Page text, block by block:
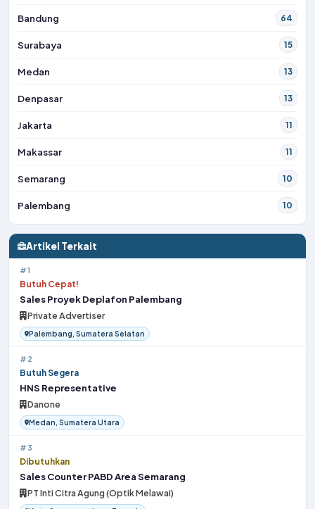
Bandung 64
Surabaya 15
Medan 13
Denpasar 13
Jakarta 11
Makassar 11
Semarang 10
Palembang 10
Artikel Terkait
#1
Butuh Cepat!
Sales Proyek Deplafon Palembang
Private Advertiser
Palembang, Sumatera Selatan
#2
Butuh Segera
HNS Representative
Danone
Medan, Sumatera Utara
#3
Dibutuhkan
Sales Counter PABD Area Semarang
PT Inti Citra Agung (Optik Melawai)